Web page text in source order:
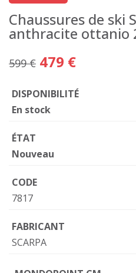
Chaussures de ski
anthracite ottanio
599 € 479 €
DISPONIBILITÉ
En stock
ÉTAT
Nouveau
CODE
7817
FABRICANT
SCARPA